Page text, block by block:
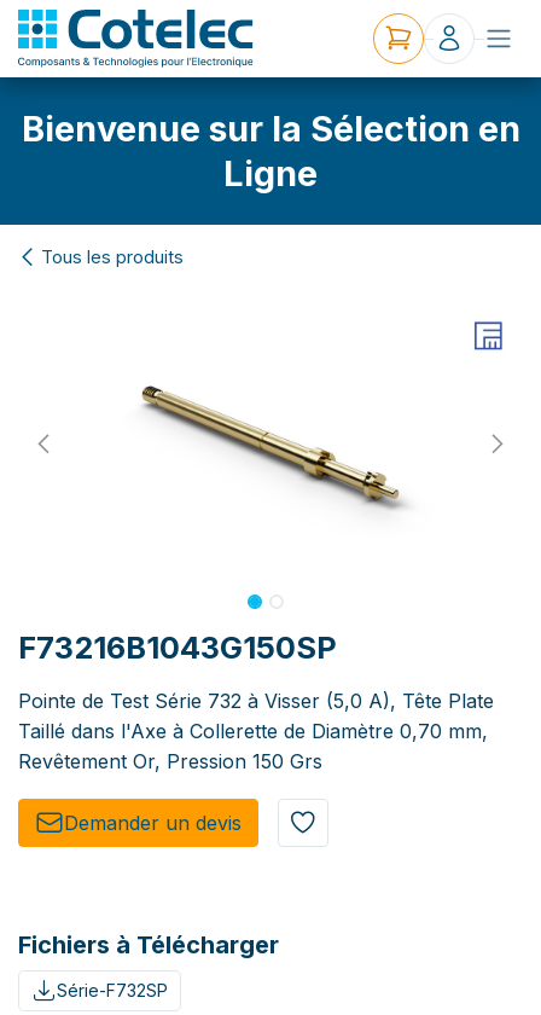
Bienvenue sur la Sélection en
Ligne
Tous les produits
F73216B1043G150SP
Pointe de Test Série 732 à Visser (5,0 A), Tête Plate
Taillé dans l'Axe à Collerette de Diamètre 0,70 mm,
Revêtement Or, Pression 150 Grs
Demander un de​​vis​​
Fichiers à Télécharger
Série-F732SP